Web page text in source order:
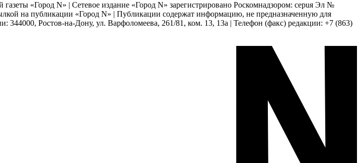
«Город N» | Сетевое издание «Город N» зарегистрировано Роскомнадзором: серuя Эл №
на публикации «Город N» | Публикации содержат информацию, не предназначенную для
344000, Ростов-на-Дону, ул. Варфоломеева, 261/81, ком. 13, 13а | Телефон (факс) редакции: +7 (863)